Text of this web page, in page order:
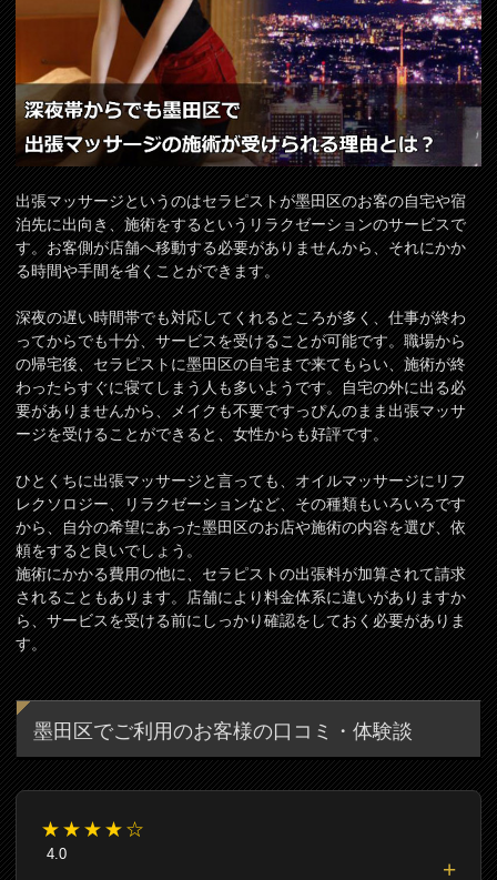
出張マッサージというのはセラピストが墨田区のお客の自宅や宿
泊先に出向き、施術をするというリラクゼーションのサービスで
す。お客側が店舗へ移動する必要がありませんから、それにかか
る時間や手間を省くことができます。
深夜の遅い時間帯でも対応してくれるところが多く、仕事が終わ
ってからでも十分、サービスを受けることが可能です。職場から
の帰宅後、セラピストに墨田区の自宅まで来てもらい、施術が終
わったらすぐに寝てしまう人も多いようです。自宅の外に出る必
要がありませんから、メイクも不要ですっぴんのまま出張マッサ
ージを受けることができると、女性からも好評です。
ひとくちに出張マッサージと言っても、オイルマッサージにリフ
レクソロジー、リラクゼーションなど、その種類もいろいろです
から、自分の希望にあった墨田区のお店や施術の内容を選び、依
頼をすると良いでしょう。
施術にかかる費用の他に、セラピストの出張料が加算されて請求
されることもあります。店舗により料金体系に違いがありますか
ら、サービスを受ける前にしっかり確認をしておく必要がありま
す。
墨田区でご利用のお客様の口コミ・体験談
★★★★☆
4.0